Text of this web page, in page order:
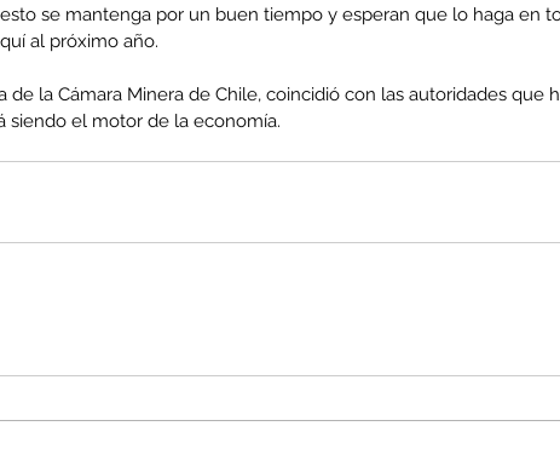
se mantenga por un buen tiempo y esperan que lo haga en
al próximo año.
de la Cámara Minera de Chile, coincidió con las autoridades que
siendo el motor de la economía.